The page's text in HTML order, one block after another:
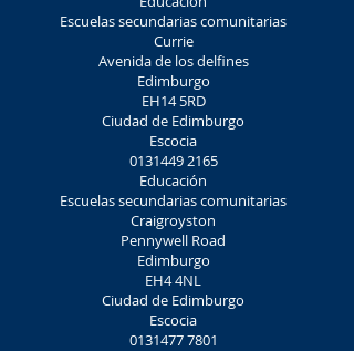
Escuelas secundarias comunitarias
Currie
Avenida de los delfines
Edimburgo
EH14 5RD
Ciudad de Edimburgo
Escocia
0131449 2165
Educación
Escuelas secundarias comunitarias
Craigroyston
Pennywell Road
Edimburgo
EH4 4NL
Ciudad de Edimburgo
Escocia
0131477 7801